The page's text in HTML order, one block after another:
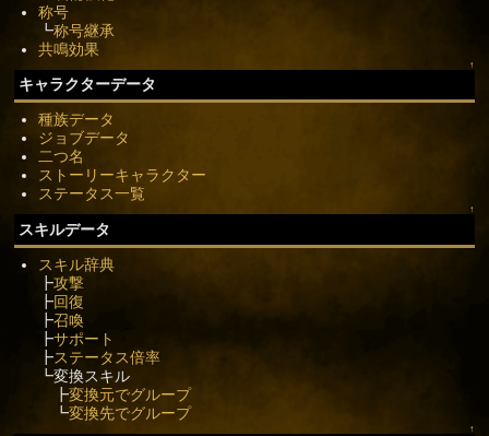
称号
┗称号継承
共鳴効果
↑
キャラクターデータ
種族データ
ジョブデータ
二つ名
ストーリーキャラクター
ステータス一覧
↑
スキルデータ
スキル辞典
┣攻撃
┣回復
┣召喚
┣サポート
┣ステータス倍率
┗変換スキル
┣変換元でグループ
┗変換先でグループ
↑